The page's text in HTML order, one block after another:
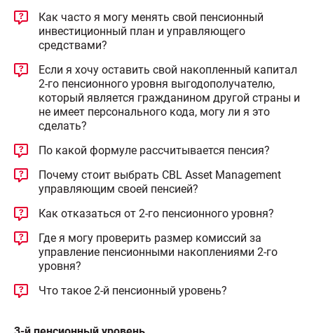
Как часто я могу менять свой пенсионный
инвестиционный план и управляющего
средствами?
Если я хочу оставить свой накопленный капитал
2-го пенсионного уровня выгодополучателю,
который является гражданином другой страны и
не имеет персонального кода, могу ли я это
сделать?
По какой формуле рассчитывается пенсия?
Почему стоит выбрать CBL Asset Management
управляющим своей пенсией?
Как отказаться от 2-го пенсионного уровня?
Где я могу проверить размер комиссий за
управление пенсионными накоплениями 2-го
уровня?
Что такое 2-й пенсионный уровень?